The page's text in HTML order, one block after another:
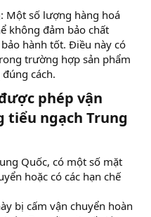
Một số lượng hàng hoá
không đảm bảo chất
hành tốt. Điều này có
trường hợp sản phẩm
cách.
phép vận
tiểu ngạch Trung
Quốc, có một số mặt
hoặc có các hạn chế
bị cấm vận chuyển hoàn